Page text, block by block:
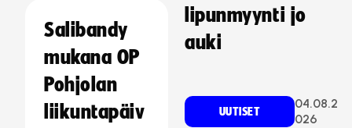
Salibandy
mukana OP
Pohjolan
liikuntapäiv
lipunmyynti jo
auki
UUTISET
04.08.2
026